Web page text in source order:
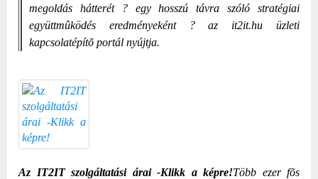
megoldás hátterét ? egy hosszú távra szóló stratégiai
együttmûködés eredményeként ? az it2it.hu üzleti
kapcsolatépítõ portál nyújtja.
Az IT2IT szolgáltatási árai -Klikk a képre!Több ezer fõs